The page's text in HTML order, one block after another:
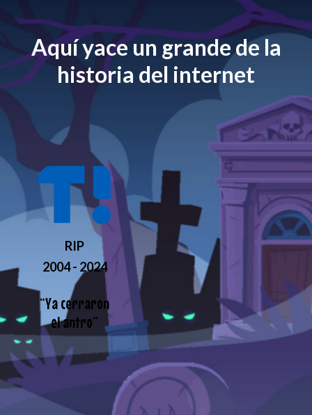
Aquí yace un grande de la
historia del internet
RIP
2004 - 2024
“Ya cerraron
el antro”